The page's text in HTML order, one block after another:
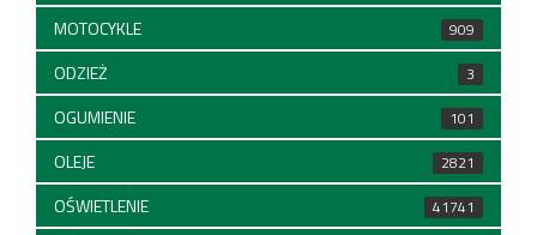
MOTOCYKLE 909
ODZIEŻ 3
OGUMIENIE 101
OLEJE 2821
OŚWIETLENIE 41741